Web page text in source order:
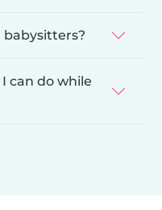
babysitters?
can do while